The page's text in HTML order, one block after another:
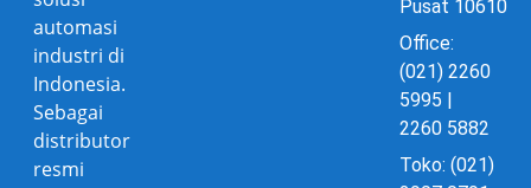
automasi
industri di
Indonesia.
Sebagai
distributor
resmi
Pusat 10610
Office:
(021) 2260
5995 |
2260 5882
Toko: (021)